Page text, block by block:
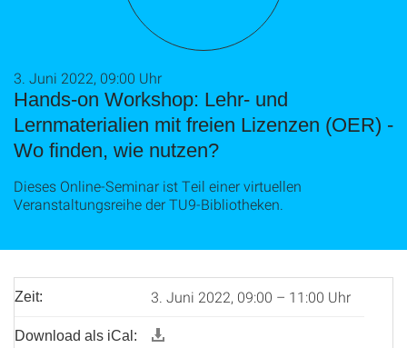
Hands-on Workshop: Lehr- und
Lernmaterialien mit freien Lizenzen (OER) -
Wo finden, wie nutzen?
3. Juni 2022, 09:00 Uhr
Dieses Online-Seminar ist Teil einer virtuellen
Veranstaltungsreihe der TU9-Bibliotheken.
Zeit: 3. Juni 2022, 09:00 – 11:00 Uhr
Download als iCal: